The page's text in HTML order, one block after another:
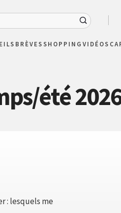
BRÈVESSHOPPING VIDÉOS
été
: lesquels me